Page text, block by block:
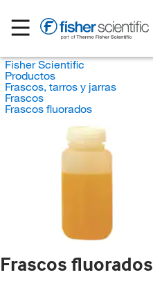
Fisher Scientific
Productos
Frascos, tarros y jarras
Frascos
Frascos fluorados
Frascos fluorados